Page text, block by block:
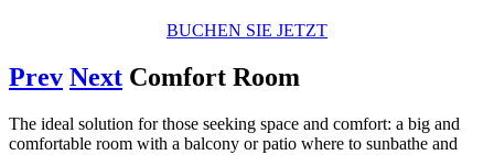
BUCHEN SIE JETZT
Prev Next Comfort Room
The ideal solution for those seeking space and comfort: a big and
comfortable room with a balcony or patio where to sunbathe and